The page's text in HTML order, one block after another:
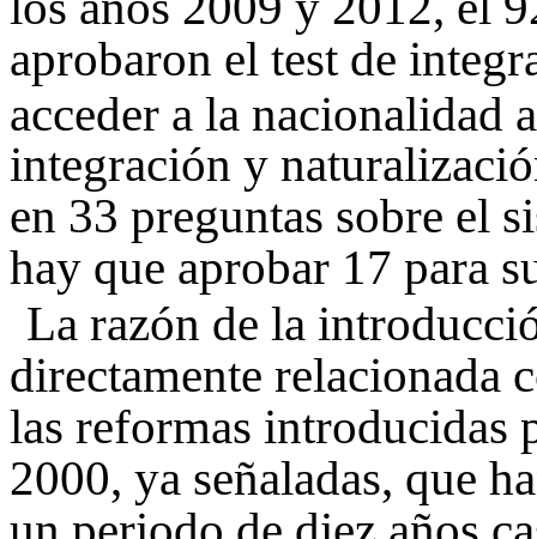
aprobaron el test de
acceder a la nacionalidad
integración y
en 33 preguntas sobre el
hay que aprobar 17 para
La razón de la
directamente relacionada
las reformas introducidas
2000, ya señaladas, que